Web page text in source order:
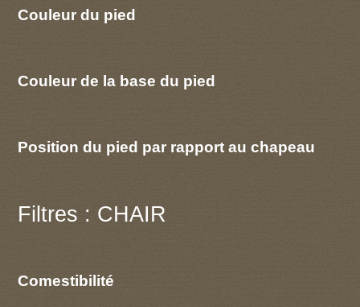
Couleur du pied
Couleur de la base du pied
Position du pied par rapport au chapeau
Filtres : CHAIR
Comestibilité